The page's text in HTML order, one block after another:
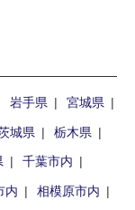
岩手県
宮城県
城県
栃木県
千葉市内
内
相模原市内